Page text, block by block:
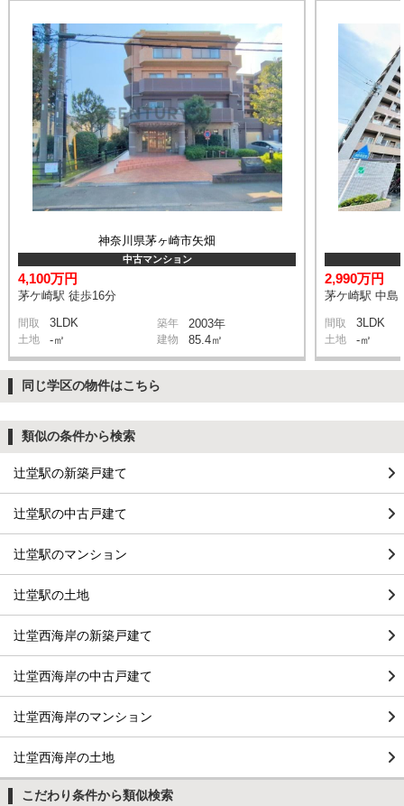
神奈川県茅ヶ崎市矢畑
中古マンション
4,100万円
茅ケ崎駅 徒歩16分
間取 3LDK 築年 2003年
土地 -㎡ 建物 85.4㎡
2,990万円
茅ケ崎駅 中島
間取 3LDK
土地 -㎡
同じ学区の物件はこちら
類似の条件から検索
辻堂駅の新築戸建て
辻堂駅の中古戸建て
辻堂駅のマンション
辻堂駅の土地
辻堂西海岸の新築戸建て
辻堂西海岸の中古戸建て
辻堂西海岸のマンション
辻堂西海岸の土地
こだわり条件から類似検索